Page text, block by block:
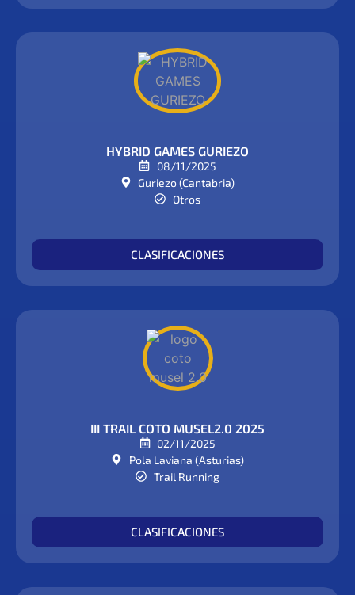
HYBRID GAMES GURIEZO
08/11/2025
Guriezo (Cantabria)
Otros
CLASIFICACIONES
III TRAIL COTO MUSEL2.0 2025
02/11/2025
Pola Laviana (Asturias)
Trail Running
CLASIFICACIONES